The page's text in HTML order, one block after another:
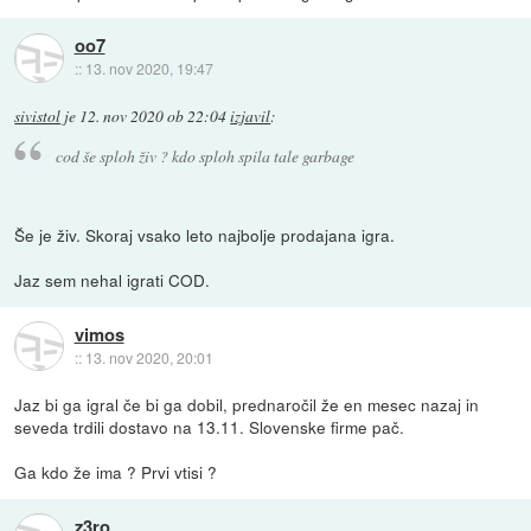
oo7
:: 13. nov 2020, 19:47
sivistol je 12. nov 2020 ob 22:04izjavil:
cod še sploh živ ? kdo sploh spila tale garbage
Še je živ. Skoraj vsako leto najbolje prodajana igra.
Jaz sem nehal igrati COD.
vimos
:: 13. nov 2020, 20:01
Jaz bi ga igral če bi ga dobil, prednaročil že en mesec nazaj in
seveda trdili dostavo na 13.11. Slovenske firme pač.
Ga kdo že ima ? Prvi vtisi ?